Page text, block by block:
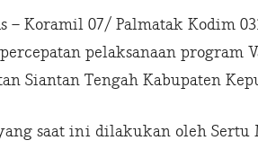
– Koramil 07/ Palmatak Kodim
pelaksanaan program
Siantan Tengah Kabupaten
saat ini dilakukan oleh Sertu